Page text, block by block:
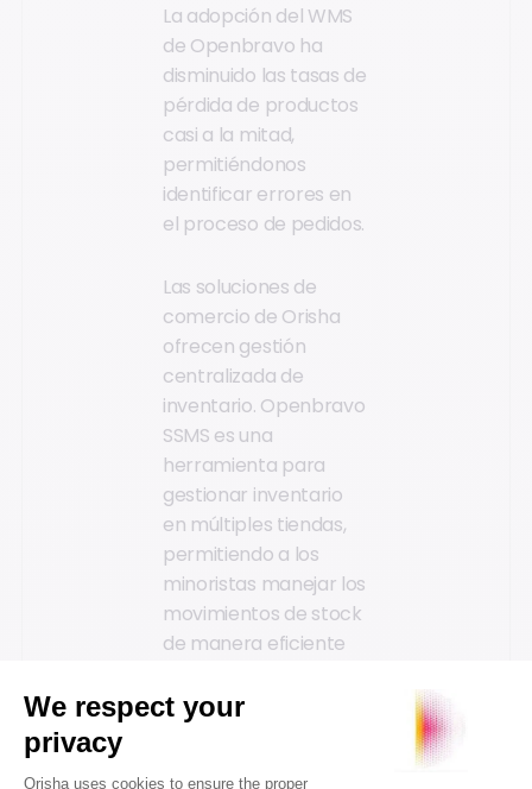
La adopción del WMS
de Openbravo ha
disminuido las tasas de
pérdida de productos
casi a la mitad,
permitiéndonos
identificar errores en
el proceso de pedidos.
Las soluciones de
comercio de Orisha
ofrecen gestión
centralizada de
inventario. Openbravo
SSMS es una
herramienta para
gestionar inventario
en múltiples tiendas,
permitiendo a los
minoristas manejar los
movimientos de stock
de manera eficiente
tiendas. Openbravo